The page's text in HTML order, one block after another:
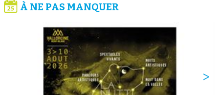
À NE PAS MANQUER